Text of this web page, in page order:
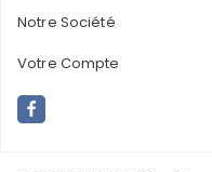
Notre Société
Votre Compte